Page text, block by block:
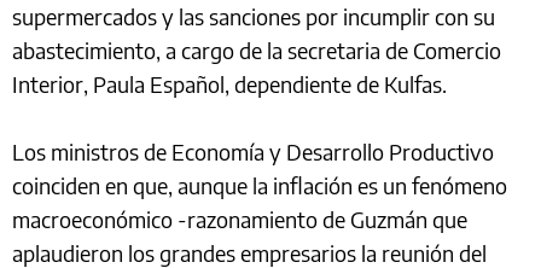
supermercados y las sanciones por incumplir con su
abastecimiento, a cargo de la secretaria de Comercio
Interior, Paula Español, dependiente de Kulfas.
Los ministros de Economía y Desarrollo Productivo
coinciden en que, aunque la inflación es un fenómeno
macroeconómico -razonamiento de Guzmán que
aplaudieron los grandes empresarios la reunión del